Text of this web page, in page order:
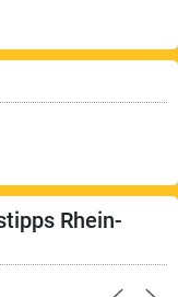
Rhein-